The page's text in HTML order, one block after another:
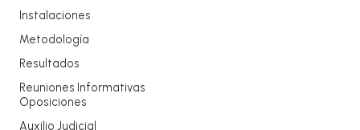
Instalaciones
Metodología
Resultados
Reuniones Informativas
Oposiciones
Auxilio Judicial